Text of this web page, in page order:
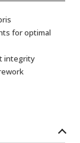
for optimal
integrity